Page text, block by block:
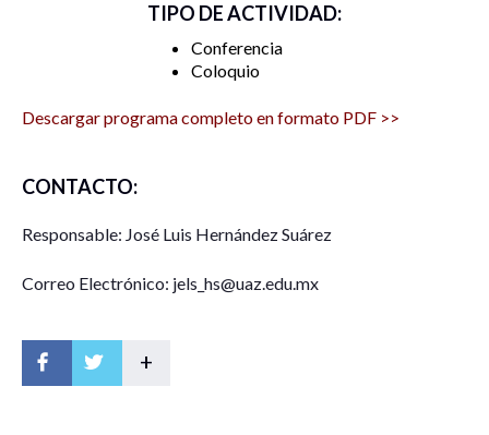
TIPO DE ACTIVIDAD:
Conferencia
Coloquio
Descargar programa completo en formato PDF >>
CONTACTO:
Responsable: José Luis Hernández Suárez
Correo Electrónico: jels_hs@uaz.edu.mx
+